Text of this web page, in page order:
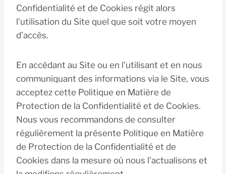
Confidentialité et de Cookies régit alors
l’utilisation du Site quel que soit votre moyen
d’accès.
En accédant au Site ou en l’utilisant et en nous
communiquant des informations via le Site, vous
acceptez cette Politique en Matière de
Protection de la Confidentialité et de Cookies.
Nous vous recommandons de consulter
régulièrement la présente Politique en Matière
de Protection de la Confidentialité et de
Cookies dans la mesure où nous l’actualisons et